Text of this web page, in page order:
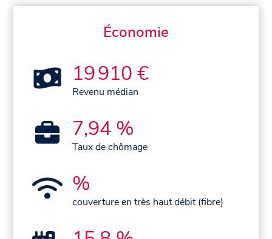
Économie
19 910 €
Revenu médian
7,94 %
Taux de chômage
%
couverture en très haut débit (fibre)